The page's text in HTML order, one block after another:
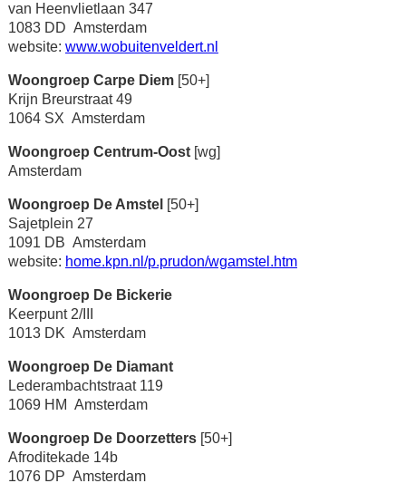
van Heenvlietlaan 347
1083 DD Amsterdam
website: www.wobuitenveldert.nl
Woongroep Carpe Diem[50+]
Krijn Breurstraat 49
1064 SX Amsterdam
Woongroep Centrum-Oost[wg]
Amsterdam
Woongroep De Amstel [50+]
Sajetplein 27
1091 DB Amsterdam
website: home.kpn.nl/p.prudon/wgamstel.htm
Woongroep De Bickerie
Keerpunt 2/III
1013 DK Amsterdam
Woongroep De Diamant
Lederambachtstraat 119
1069 HM Amsterdam
Woongroep De Doorzetters[50+]
Afroditekade 14b
1076 DP Amsterdam